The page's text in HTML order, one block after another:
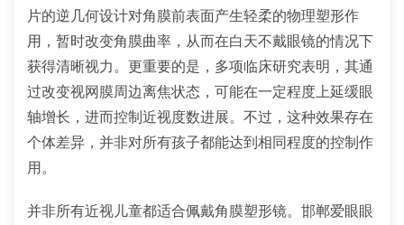
片的逆几何设计对角膜前表面产生轻柔的物理塑形作
用，暂时改变角膜曲率，从而在白天不戴眼镜的情况下
获得清晰视力。更重要的是，多项临床研究表明，其通
过改变视网膜周边离焦状态，可能在一定程度上延缓眼
轴增长，进而控制近视度数进展。不过，这种效果存在
个体差异，并非对所有孩子都能达到相同程度的控制作
用。
并非所有近视儿童都适合佩戴角膜塑形镜。邯郸爱眼眼